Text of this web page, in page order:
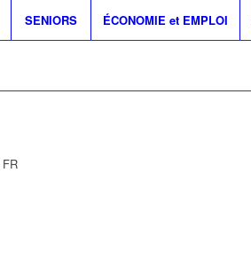
SENIORS ÉCONOMIE et EMPLOI
FR